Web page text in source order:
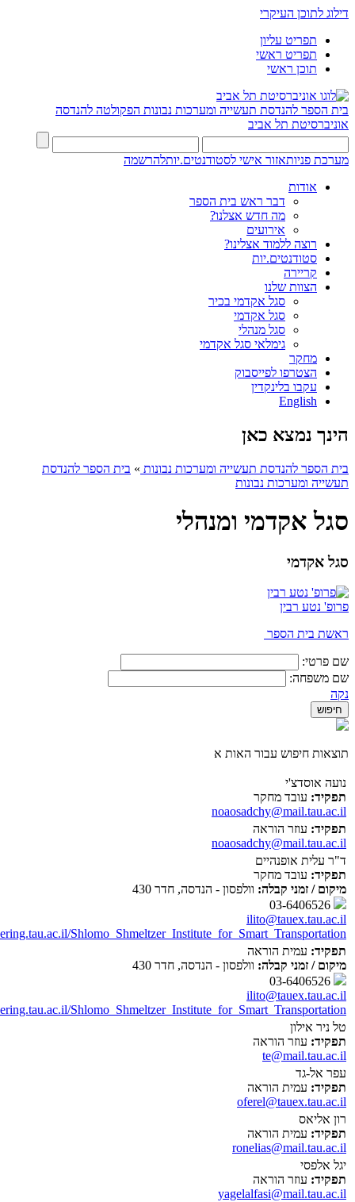
דילוג לתוכן העיקרי
תפריט עליון
תפריט ראשי
תוכן ראשי
בית הספר להנדסת תעשייה ומערכות נבונות הפקולטה להנדסה
אוניברסיטת תל אביב
מערכת פניותאזור אישי לסטודנטים.יותלהרשמה
אודות
דבר ראש בית הספר
מה חדש אצלנו?
אירועים
רוצה ללמוד אצלינו?
סטודנטים.יות
קריירה
הצוות שלנו
סגל אקדמי בכיר
סגל אקדמי
סגל מנהלי
גימלאי סגל אקדמי
מחקר
הצטרפו לפייסבוק
עקבו בלינקדין
English
הינך נמצא כאן
בית הספר להנדסת תעשייה ומערכות נבונות » בית הספר להנדסת
תעשייה ומערכות נבונות
סגל אקדמי ומנהלי
סגל אקדמי
פרופ' נטע רבין
ראשת בית הספר
שם פרטי:
שם משפחה:
נקה
תוצאות חיפוש עבור האות א
נועה אוסדצ'י
תפקיד: עובד מחקר
noaosadchy@mail.tau.ac.il
תפקיד: עוזר הוראה
noaosadchy@mail.tau.ac.il
ד"ר עלית אופנהיים
תפקיד: עובד מחקר
מיקום / זמני קבלה: וולפסון - הנדסה, חדר 430
ilito@tauex.tau.ac.il
Shlomo_Shmeltzer_Institute_for_Smart_Transportation
תפקיד: עמית הוראה
מיקום / זמני קבלה: וולפסון - הנדסה, חדר 430
ilito@tauex.tau.ac.il
Shlomo_Shmeltzer_Institute_for_Smart_Transportation
טל ניר אילון
תפקיד: עוזר הוראה
te@mail.tau.ac.il
עפר אל-גד
תפקיד: עמית הוראה
oferel@tauex.tau.ac.il
רון אליאס
תפקיד: עמית הוראה
ronelias@mail.tau.ac.il
יגל אלפסי
תפקיד: עוזר הוראה
yagelalfasi@mail.tau.ac.il